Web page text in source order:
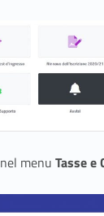
nel menu Tasse